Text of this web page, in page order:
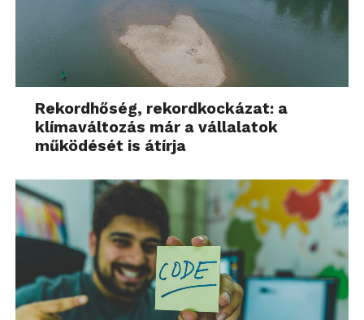
Rekordhőség, rekordkockázat: a
klímaváltozás már a vállalatok
működését is átírja